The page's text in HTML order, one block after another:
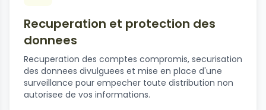
Recuperation et protection des
donnees
Recuperation des comptes compromis, securisation
des donnees divulguees et mise en place d'une
surveillance pour empecher toute distribution non
autorisee de vos informations.